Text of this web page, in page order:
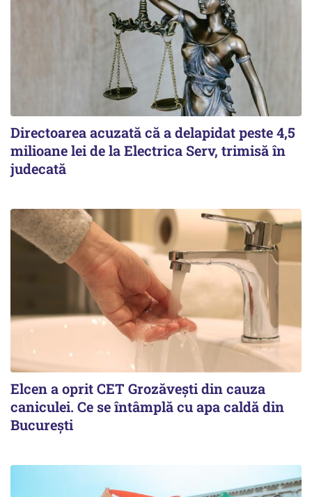
Directoarea acuzată că a delapidat peste 4,5
milioane lei de la Electrica Serv, trimisă în
judecată
Elcen a oprit CET Grozăvești din cauza
caniculei. Ce se întâmplă cu apa caldă din
București